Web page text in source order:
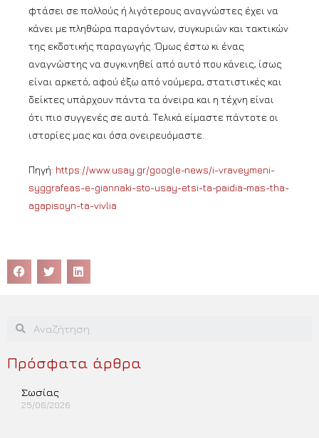
φτάσει σε πολλούς ή λιγότερους αναγνώστες έχει να
κάνει με πληθώρα παραγόντων, συγκυριών και τακτικών
της εκδοτικής παραγωγής. Όμως έστω κι ένας
αναγνώστης να συγκινηθεί από αυτό που κάνεις, ίσως
είναι αρκετό, αφού έξω από νούμερα, στατιστικές και
δείκτες υπάρχουν πάντα τα όνειρα και η τέχνη είναι
ότι πιο συγγενές σε αυτά. Τελικά είμαστε πάντοτε οι
ιστορίες μας και όσα ονειρευόμαστε.
Πηγή: https://www.usay.gr/google-news/i-vraveymeni-
syggrafeas-e-giannaki-sto-usay-etsi-ta-paidia-mas-tha-
agapisoyn-ta-vivlia
Πρόσφατα άρθρα
Σωσίας
25/06/2026